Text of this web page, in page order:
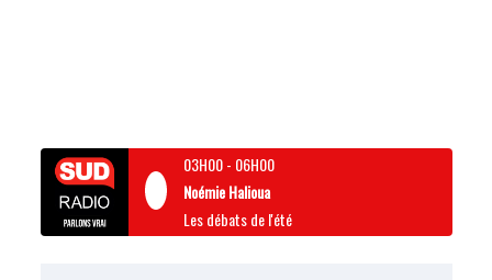
03H00- 06H00
Noémie Halioua
Les débats de l'été